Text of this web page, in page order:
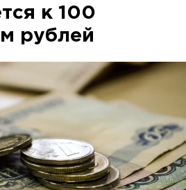
к 100
рублей